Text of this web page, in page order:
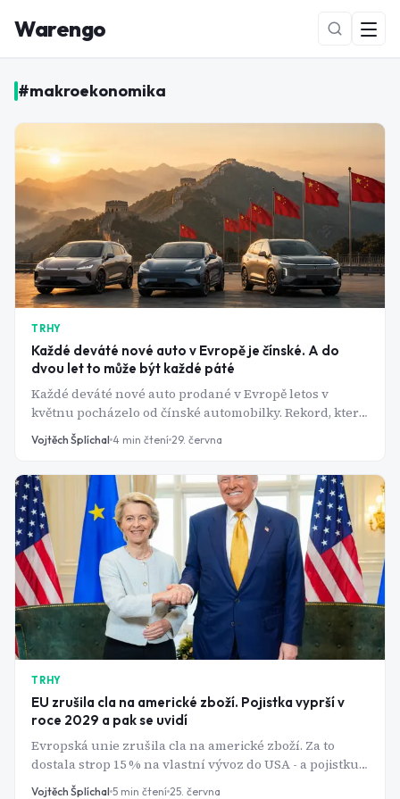
Warengo
NOVÉ
#makroekonomika
TRHY
Každé deváté nové auto v Evropě je čínské. A do
dvou let to může být každé páté
Každé deváté nové auto prodané v Evropě letos v
květnu pocházelo od čínské automobilky. Rekord, který
nikdo nečekal tak brzy - a JPMorgan říká, že do dvou let
budou mít Číňané každé páté.
Vojtěch Šplíchal 4 min čtení 29. června
TRHY
EU zrušila cla na americké zboží. Pojistka vyprší v
roce 2029 a pak se uvidí
Evropská unie zrušila cla na americké zboží. Za to
dostala strop 15 % na vlastní vývoz do USA - a pojistku,
která dohodě dává stopku ke konci roku 2029.
Vojtěch Šplíchal 5 min čtení 25. června